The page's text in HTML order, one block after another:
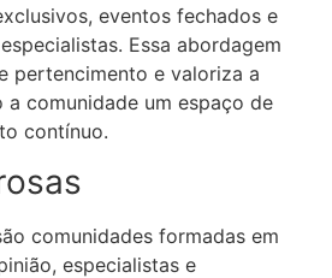
eventos fechados e
Essa abordagem
pertencimento e valoriza a
a comunidade um espaço de
contínuo.
comunidades formadas em
especialistas e